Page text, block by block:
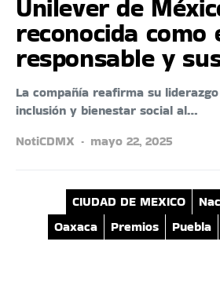
Unilever de
reconocida como
responsable y
La compañía reafirma su
inclusión y bienestar social al…
NotiCDMX
mayo 22, 2025
CIUDAD DE MEXICO
Oaxaca
Premios Puebla